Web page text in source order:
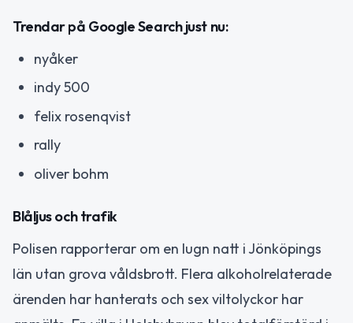
Trendar på Google Search just nu:
nyåker
indy 500
felix rosenqvist
rally
oliver bohm
Blåljus och trafik
Polisen rapporterar om en lugn natt i Jönköpings
län utan grova våldsbrott. Flera alkoholrelaterade
ärenden har hanterats och sex viltolyckor har